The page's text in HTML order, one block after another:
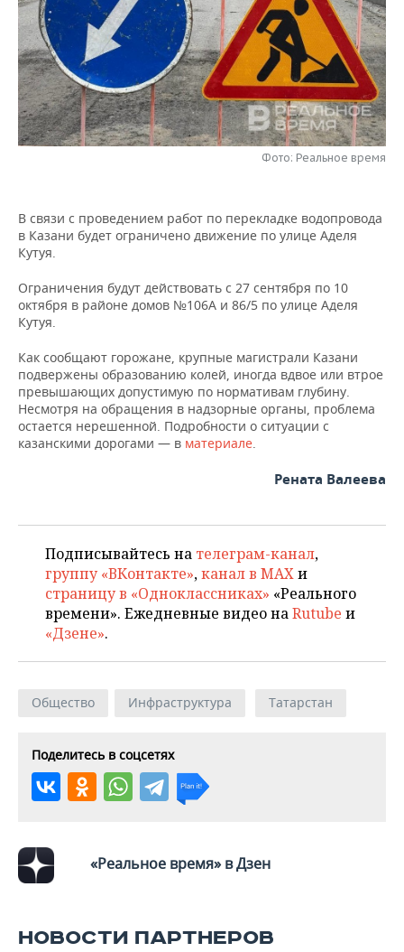
НЕФТЕХИМИЯ
НЕФТЬ
ОПК
ЭНЕРГЕТИКА
РОЗНИЧНАЯ ТОРГОВЛЯ
ТРАНСПОРТ
УСЛУГИ
НОВОСТИ ТЕХНОЛОГИЙ
IT
МЕДИА
МЕРОПРИЯТИЯ
НОВОСТИ МЕРОПРИЯТИЙ
ВЫЕЗДНАЯ РЕДАКЦИЯ
ОТКРЫТАЯ ЛЕКЦИЯ
СПОРТ
НОВОСТИ СПОРТА
БАСКЕТБОЛ
ВОЛЕЙБОЛ
КИБЕРСПОРТ
ФИГУРНОЕ КАТАНИЕ
ВОДНЫЕ ВИДЫ СПОРТА
ХОККЕЙ С МЯЧОМ
ОБЩЕСТВО
ИНФРАСТРУКТУРА
ИСТОРИЯ
КУЛЬТУРА
МЕДИЦИНА
ОБРАЗОВАНИЕ
ПРОИСШЕСТВИЯ
СПРАВОЧНИК
СПИСОК ПЕРСОН
СПИСОК КОМПАНИЙ
ПОЛНАЯ ВЕРСИЯ
Фото: Реальное время
В связи с проведением работ по перекладке водопровода
в Казани будет ограничено движение по улице Аделя
Кутуя.
Ограничения будут действовать с 27 сентября по 10
октября в районе домов №106А и 86/5 по улице Аделя
Кутуя.
Как сообщают горожане, крупные магистрали Казани
подвержены образованию колей, иногда вдвое или втрое
превышающих допустимую по нормативам глубину.
Несмотря на обращения в надзорные органы, проблема
остается нерешенной. Подробности о ситуации с
казанскими дорогами — в материале.
Рената Валеева
Подписывайтесь на телеграм-канал,
группу «ВКонтакте»,канал в MAXи
страницу в «Одноклассниках» «Реального
времени». Ежедневные видео наRutube и
«Дзене».
Общество Инфраструктура Татарстан
Поделитесь в соцсетях
«Реальное время» в Дзен
НОВОСТИ ПАРТНЕРОВ